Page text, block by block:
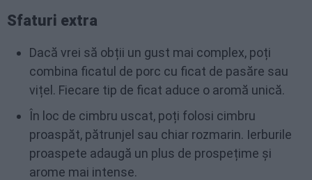
Sfaturi extra
Dacă vrei să obții un gust mai complex, poți
combina ficatul de porc cu ficat de pasăre sau
vițel. Fiecare tip de ficat aduce o aromă unică.
În loc de cimbru uscat, poți folosi cimbru
proaspăt, pătrunjel sau chiar rozmarin. Ierburile
proaspete adaugă un plus de prospețime și
arome mai intense.